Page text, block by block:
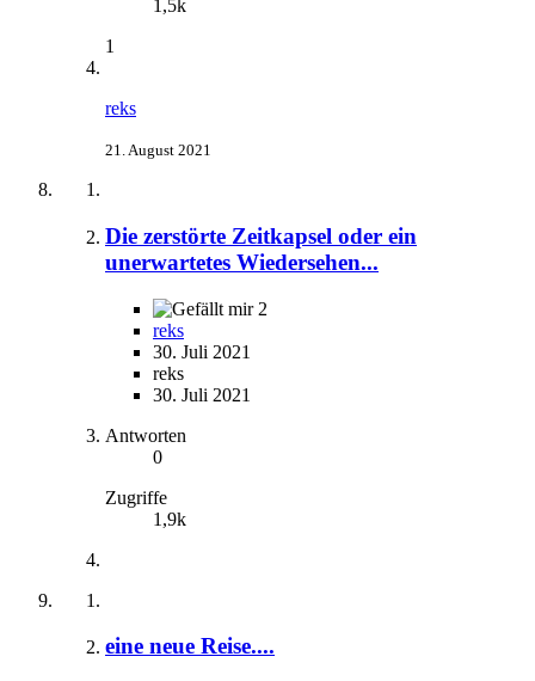
1,5k
1
reks
21. August 2021
Die zerstörte Zeitkapsel oder ein
unerwartetes Wiedersehen...
2
reks
30. Juli 2021
reks
30. Juli 2021
Antworten
0
Zugriffe
1,9k
eine neue Reise....